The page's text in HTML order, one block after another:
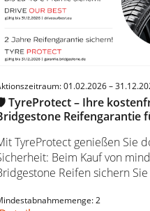
01.02.2026 –
TyreProtect – Ihre
Reifengarantie
TyreProtect genießen Sie
Beim Kauf von
Reifen sichern
Ihre Vorteile auf einen Blick: ✔ 24
2